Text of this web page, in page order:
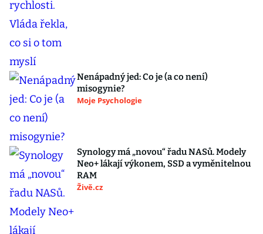
Nenápadný jed: Co je (a co není)
misogynie?
Moje Psychologie
Synology má „novou“ řadu NASů. Modely
Neo+ lákají výkonem, SSD a vyměnitelnou
RAM
Živě.cz